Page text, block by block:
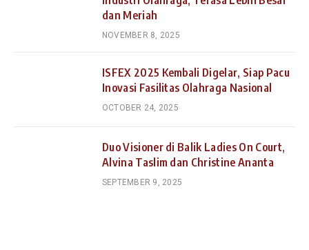
dan Meriah
NOVEMBER 8, 2025
ISFEX 2025 Kembali Digelar, Siap Pacu
Inovasi Fasilitas Olahraga Nasional
OCTOBER 24, 2025
Duo Visioner di Balik Ladies On Court,
Alvina Taslim dan Christine Ananta
SEPTEMBER 9, 2025